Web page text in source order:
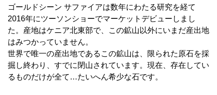
ゴールドシーン サファイアは数年にわたる研究を経て
2016年にツーソンショーでマーケットデビューしまし
た。産地はケニア北東部で、この鉱山以外にいまだ産出地
はみつかっていません。
世界で唯一の産出地であるこの鉱山は、限られた原石を採
掘し終わり、すでに閉山されています。現在、存在してい
るものだけが全て…たいへん希少な石です。